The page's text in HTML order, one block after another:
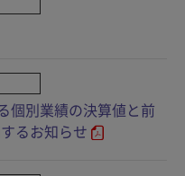
個別業績の決算値と前
るお知らせ